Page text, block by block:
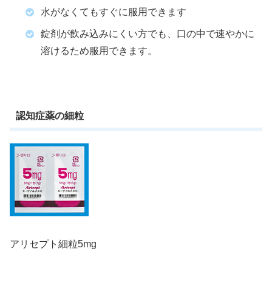
水がなくてもすぐに服用できます
錠剤が飲み込みにくい方でも、口の中で速やかに
溶けるため服用できます。
認知症薬の細粒
アリセプト細粒5mg